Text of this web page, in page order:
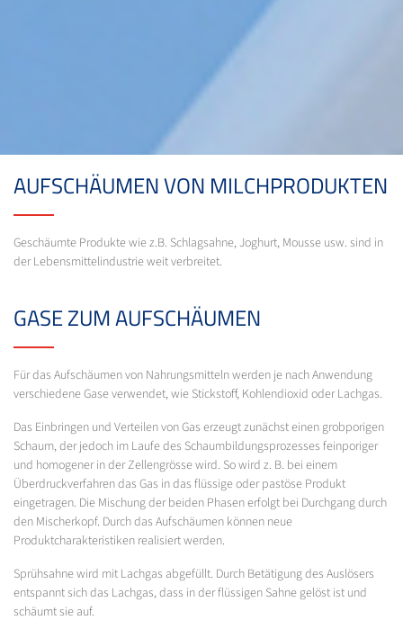
AUFSCHÄUMEN VON MILCHPRODUKTEN
Geschäumte Produkte wie z.B. Schlagsahne, Joghurt, Mousse usw. sind in
der Lebensmittelindustrie weit verbreitet.
GASE ZUM AUFSCHÄUMEN
Für das Aufschäumen von Nahrungsmitteln werden je nach Anwendung
verschiedene Gase verwendet, wie Stickstoff, Kohlendioxid oder Lachgas.
Das Einbringen und Verteilen von Gas erzeugt zunächst einen grobporigen
Schaum, der jedoch im Laufe des Schaumbildungsprozesses feinporiger
und homogener in der Zellengrösse wird. So wird z. B. bei einem
Überdruckverfahren das Gas in das flüssige oder pastöse Produkt
eingetragen. Die Mischung der beiden Phasen erfolgt bei Durchgang durch
den Mischerkopf. Durch das Aufschäumen können neue
Produktcharakteristiken realisiert werden.
Sprühsahne wird mit Lachgas abgefüllt. Durch Betätigung des Auslösers
entspannt sich das Lachgas, dass in der flüssigen Sahne gelöst ist und
schäumt sie auf.